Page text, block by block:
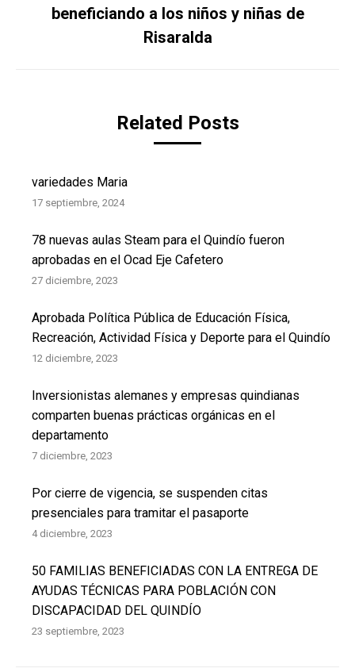
Publicación
siguiente:
beneficiando a los niños y niñas de
Risaralda
Related Posts
variedades Maria
17 septiembre, 2024
78 nuevas aulas Steam para el Quindío fueron
aprobadas en el Ocad Eje Cafetero
27 diciembre, 2023
Aprobada Política Pública de Educación Física,
Recreación, Actividad Física y Deporte para el Quindío
12 diciembre, 2023
Inversionistas alemanes y empresas quindianas
comparten buenas prácticas orgánicas en el
departamento
7 diciembre, 2023
Por cierre de vigencia, se suspenden citas
presenciales para tramitar el pasaporte
4 diciembre, 2023
50 FAMILIAS BENEFICIADAS CON LA ENTREGA DE
AYUDAS TÉCNICAS PARA POBLACIÓN CON
DISCAPACIDAD DEL QUINDÍO
23 septiembre, 2023